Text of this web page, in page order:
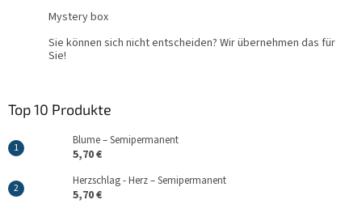
Mystery box
Sie können sich nicht entscheiden? Wir übernehmen das für
Sie!
Top 10 Produkte
Blume – Semipermanent
5,70 €
Herzschlag - Herz – Semipermanent
5,70 €